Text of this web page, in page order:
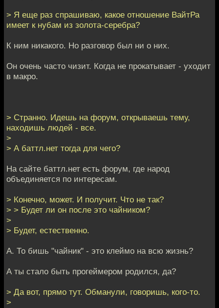
> Я еще раз спрашиваю, какое отношение ВайтРа
имеет к нубам из золота-серебра?
К ним никакого. Но разговор был ни о них.
Он очень часто чизит. Когда не прокатывает - уходит
в макро.
> Странно. Идешь на форум, открываешь тему,
находишь людей - все.
>
> А баттл.нет тогда для чего?
На сайте баттл.нет есть форум, где народ
объединяется по интересам.
> Конечно, может. И получит. Что не так?
> > Будет ли он после это чайником?
>
> Будет, естественно.
А. То бишь "чайник" - это клеймо на всю жизнь?
А ты стало быть прогеймером родился, да?
> Да вот, прямо тут. Обманули, говоришь, кого-то.
>